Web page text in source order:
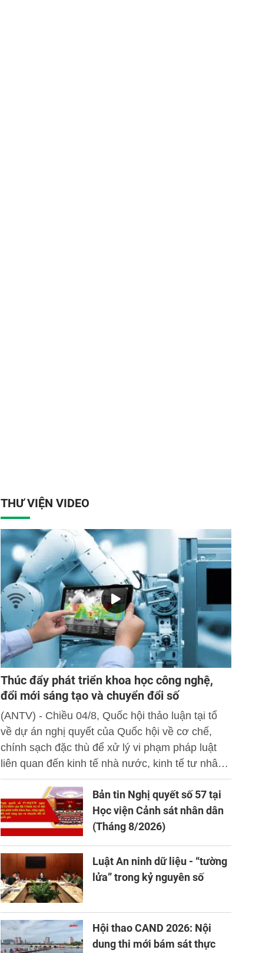
THƯ VIỆN VIDEO
Thúc đẩy phát triển khoa học công nghệ,
đổi mới sáng tạo và chuyển đổi số
(ANTV) - Chiều 04/8, Quốc hội thảo luận tại tổ
về dự án nghị quyết của Quốc hội về cơ chế,
chính sạch đặc thù để xử lý vi phạm pháp luật
liên quan đến kinh tế nhà nước, kinh tế tư nhân
và ứng dụng khoa học công nghệ, đổi mới sáng
tạo và chuyển đổi số.Bản tin Nghị quyết số 57 tại
Học viện Cảnh sát nhân dân
(Tháng 8/2026)
Luật An ninh dữ liệu - “tường
lửa” trong kỷ nguyên số
Hội thao CAND 2026: Nội
dung thi mới bám sát thực